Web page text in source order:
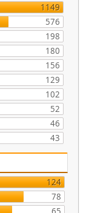
1149
576
198
180
156
129
102
52
46
43
124
78